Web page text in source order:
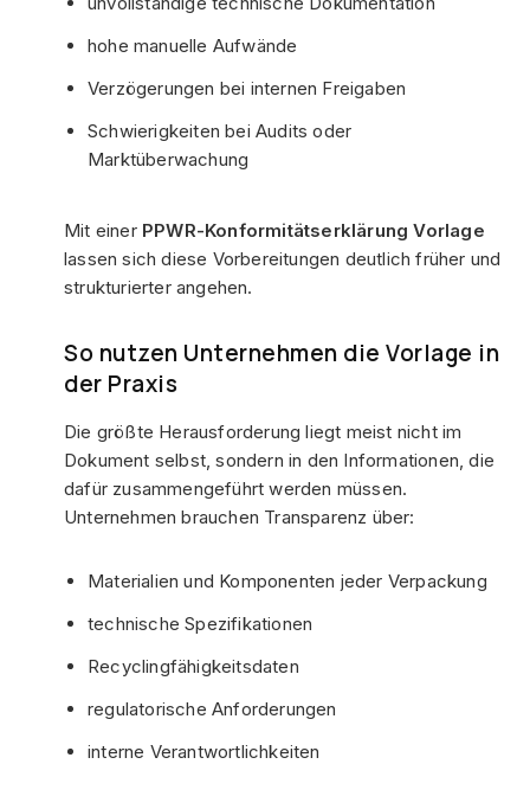
hohe manuelle Aufwände
Verzögerungen bei internen Freigaben
Schwierigkeiten bei Audits oder
Marktüberwachung
Mit einer PPWR-Konformitätserklärung Vorlage
lassen sich diese Vorbereitungen deutlich früher und
strukturierter angehen.
So nutzen Unternehmen die Vorlage in
der Praxis
Die größte Herausforderung liegt meist nicht im
Dokument selbst, sondern in den Informationen, die
dafür zusammengeführt werden müssen.
Unternehmen brauchen Transparenz über:
Materialien und Komponenten jeder Verpackung
technische Spezifikationen
Recyclingfähigkeitsdaten
regulatorische Anforderungen
interne Verantwortlichkeiten